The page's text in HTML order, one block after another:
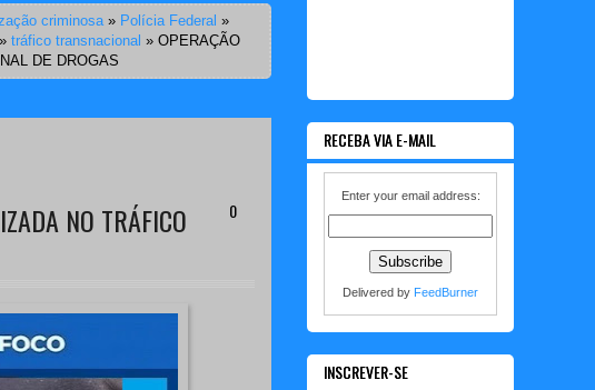
criminosa» Polícia Federal »
» tráfico transnacional » OPERAÇÃO
DE DROGAS
0
NO TRÁFICO
RECEBA VIA E-MAIL
Enter your email address:
Delivered by FeedBurner
INSCREVER-SE